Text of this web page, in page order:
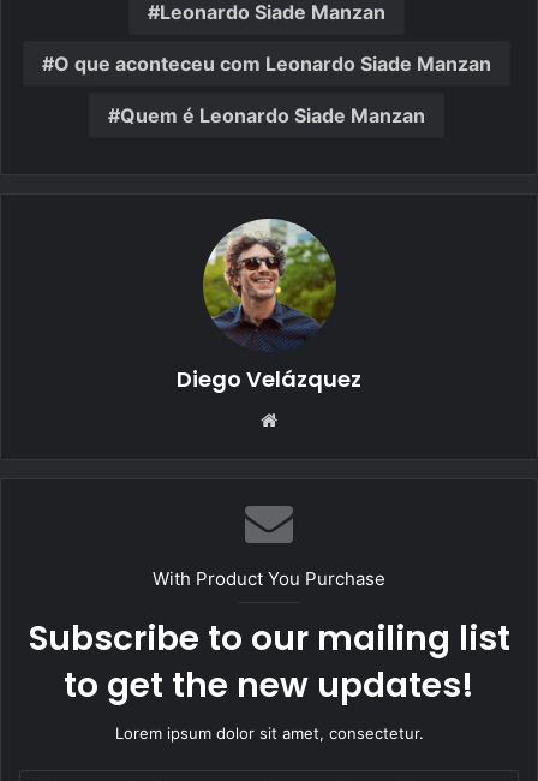
Leonardo Siade Manzan
O que aconteceu com Leonardo Siade Manzan
Quem é Leonardo Siade Manzan
Diego Velázquez
Website
With Product You Purchase
Subscribe to our mailing list
to get the new updates!
Lorem ipsum dolor sit amet, consectetur.